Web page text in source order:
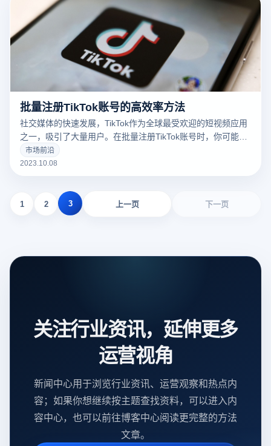
批量注册TikTok账号的高效率方法
社交媒体的快速发展，TikTok作为全球最受欢迎的短视频应用
之一，吸引了大量用户。在批量注册TikTok账号时，你可能会
感到乏味和无聊。但是，有了云登防关联浏览器，你可以更轻
松高效地完成这项任务。
市场前沿
2023.10.08
上一页
1 2 3 下一页
关注行业资讯，延伸更多
运营视角
新闻中心用于浏览行业资讯、运营观察和热点内
容；如果你想继续按主题查找资料，可以进入内
容中心，也可以前往博客中心阅读更完整的方法
文章。